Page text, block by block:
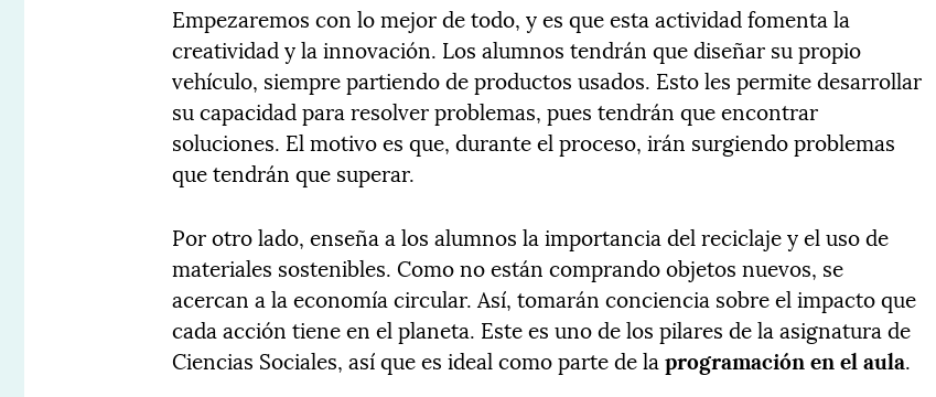
Empezaremos con lo mejor de todo, y es que esta actividad fomenta la
creatividad y la innovación. Los alumnos tendrán que diseñar su propio
vehículo, siempre partiendo de productos usados. Esto les permite desarrollar
su capacidad para resolver problemas, pues tendrán que encontrar
soluciones. El motivo es que, durante el proceso, irán surgiendo problemas
que tendrán que superar.
Por otro lado, enseña a los alumnos la importancia del reciclaje y el uso de
materiales sostenibles. Como no están comprando objetos nuevos, se
acercan a la economía circular. Así, tomarán conciencia sobre el impacto que
cada acción tiene en el planeta. Este es uno de los pilares de la asignatura de
Ciencias Sociales, así que es ideal como parte de laprogramación en el aula.